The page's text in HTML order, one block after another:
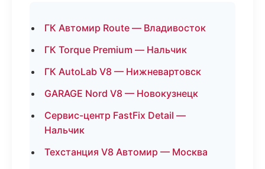
ГК Автомир Route — Владивосток
ГК Torque Premium — Нальчик
ГК AutoLab V8 — Нижневартовск
GARAGE Nord V8 — Новокузнецк
Сервис-центр FastFix Detail —
Нальчик
Техстанция V8 Автомир — Москва